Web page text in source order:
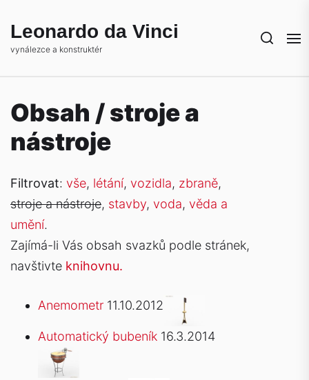
theLeonardo da Vinci
vynálezce a konstruktér
Obsah / stroje a
nástroje
Filtrovat: vše, létání, vozidla, zbraně,
stroje a nástroje, stavby, voda, věda a
umění.
Zajímá-li Vás obsah svazků podle stránek,
navštivte knihovnu.
Anemometr 11.10.2012
Automatický bubeník 16.3.2014